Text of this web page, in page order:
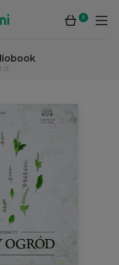
0